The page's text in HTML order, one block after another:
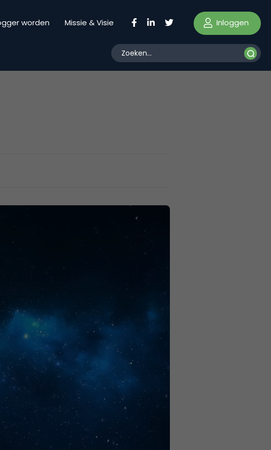
worden Missie & Visie Inloggen